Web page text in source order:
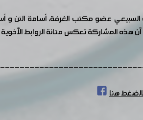
السبيعي عضو مكتب الغرفة، أسامة النن
المشاركة تعكس متانة الروابط الأخوية
هنا